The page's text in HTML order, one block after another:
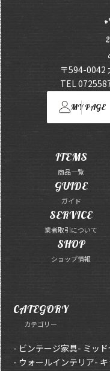
〒594-0042
TEL
MY PAGE
ITEMS
商品一覧
GUIDE
ガイド
SERVICE
業者取引について
SHOP
ショップ情報
CATEGORY
カテゴリー
- ビンテージ家具- ミッ
- ウォールインテリア-